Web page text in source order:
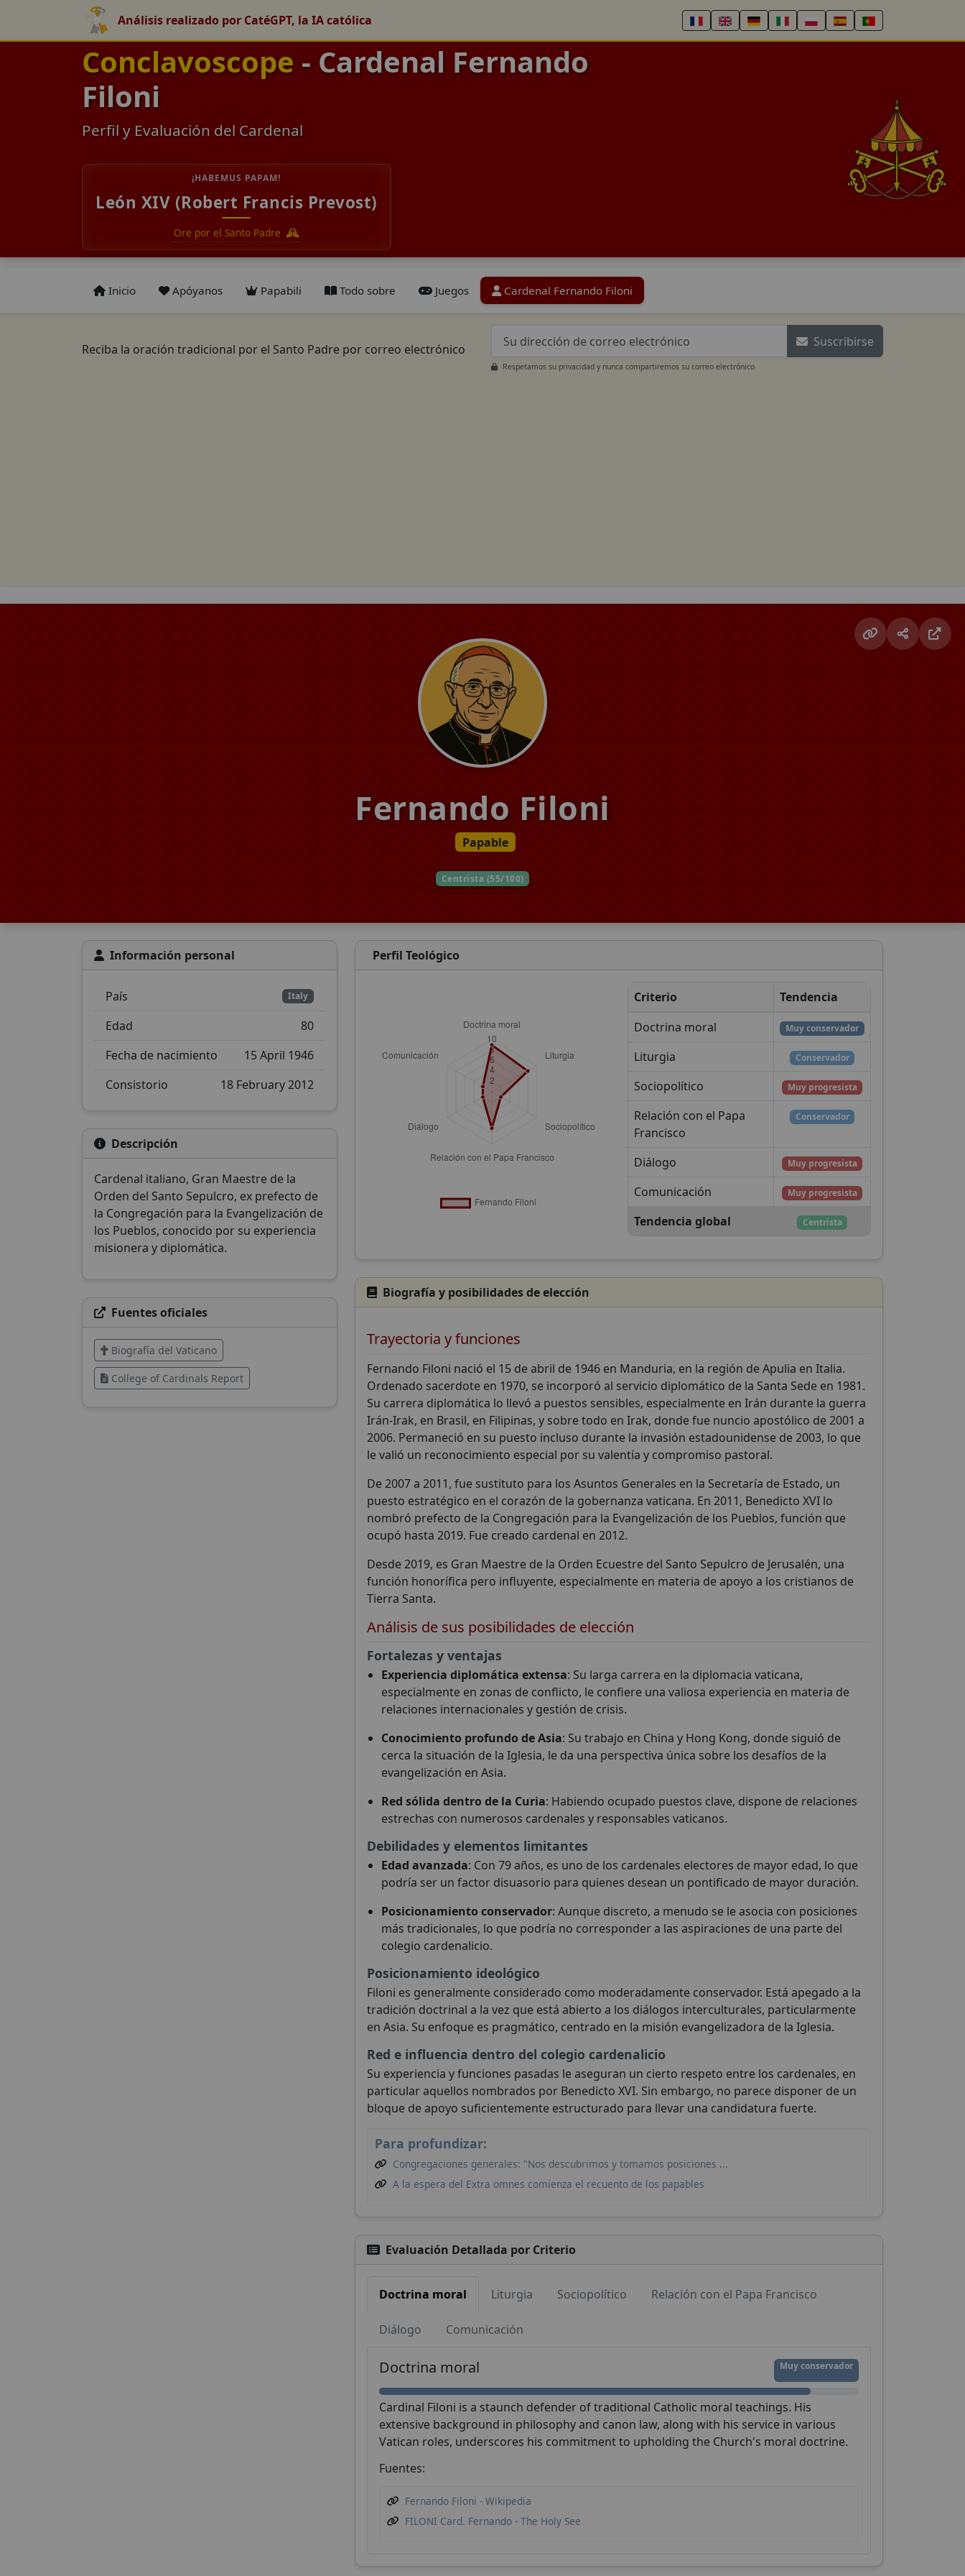
Análisis realizado por CatéGPT, la IA católica
Conclavoscope - Cardenal Fernando
Filoni
Perfil y Evaluación del Cardenal
¡HABEMUS PAPAM!
León XIV (Robert Francis Prevost)
Ore por el Santo Padre
Inicio Apóyanos Papabili Todo sobre Juegos Cardenal Fernando Filoni
Reciba la oración tradicional por el Santo Padre por correo electrónico Suscribirse
Respetamos su privacidad y nunca compartiremos su correo electrónico
Fernando Filoni
Papable
Centrista (55/100)
Información personal
País Italy
Edad
80
Fecha de nacimiento
15 April 1946
Consistorio
18 February 2012
Descripción
Cardenal italiano, Gran Maestre de la
Orden del Santo Sepulcro, ex prefecto de
la Congregación para la Evangelización de
los Pueblos, conocido por su experiencia
misionera y diplomática.
Fuentes oficiales
Biografía del Vaticano
College of Cardinals Report
Perfil Teológico
Criterio
Tendencia
Doctrina moral
Muy conservador
Liturgia Conservador
Sociopolítico Muy progresista
Relación con el Papa
Francisco
Conservador
Diálogo Muy progresista
Comunicación Muy progresista
Tendencia global Centrista
Biografía y posibilidades de elección
Trayectoria y funciones
Fernando Filoni nació el 15 de abril de 1946 en Manduria, en la región de Apulia en Italia.
Ordenado sacerdote en 1970, se incorporó al servicio diplomático de la Santa Sede en 1981.
Su carrera diplomática lo llevó a puestos sensibles, especialmente en Irán durante la guerra
Irán-Irak, en Brasil, en Filipinas, y sobre todo en Irak, donde fue nuncio apostólico de 2001 a
2006. Permaneció en su puesto incluso durante la invasión estadounidense de 2003, lo que
le valió un reconocimiento especial por su valentía y compromiso pastoral.
De 2007 a 2011, fue sustituto para los Asuntos Generales en la Secretaría de Estado, un
puesto estratégico en el corazón de la gobernanza vaticana. En 2011, Benedicto XVI lo
nombró prefecto de la Congregación para la Evangelización de los Pueblos, función que
ocupó hasta 2019. Fue creado cardenal en 2012.
Desde 2019, es Gran Maestre de la Orden Ecuestre del Santo Sepulcro de Jerusalén, una
función honorífica pero influyente, especialmente en materia de apoyo a los cristianos de
Tierra Santa.
Análisis de sus posibilidades de elección
Fortalezas y ventajas
Experiencia diplomática extensa: Su larga carrera en la diplomacia vaticana,
especialmente en zonas de conflicto, le confiere una valiosa experiencia en materia de
relaciones internacionales y gestión de crisis.
Conocimiento profundo de Asia: Su trabajo en China y Hong Kong, donde siguió de
cerca la situación de la Iglesia, le da una perspectiva única sobre los desafíos de la
evangelización en Asia.
Red sólida dentro de la Curia: Habiendo ocupado puestos clave, dispone de relaciones
estrechas con numerosos cardenales y responsables vaticanos.
Debilidades y elementos limitantes
Edad avanzada: Con 79 años, es uno de los cardenales electores de mayor edad, lo que
podría ser un factor disuasorio para quienes desean un pontificado de mayor duración.
Posicionamiento conservador: Aunque discreto, a menudo se le asocia con posiciones
más tradicionales, lo que podría no corresponder a las aspiraciones de una parte del
colegio cardenalicio.
Posicionamiento ideológico
Filoni es generalmente considerado como moderadamente conservador. Está apegado a la
tradición doctrinal a la vez que está abierto a los diálogos interculturales, particularmente
en Asia. Su enfoque es pragmático, centrado en la misión evangelizadora de la Iglesia.
Red e influencia dentro del colegio cardenalicio
Su experiencia y funciones pasadas le aseguran un cierto respeto entre los cardenales, en
particular aquellos nombrados por Benedicto XVI. Sin embargo, no parece disponer de un
bloque de apoyo suficientemente estructurado para llevar una candidatura fuerte.
Para profundizar:
Congregaciones generales: "Nos descubrimos y tomamos posiciones ...
A la espera del Extra omnes comienza el recuento de los papables
Evaluación Detallada por Criterio
Doctrina moral Liturgia Sociopolítico Relación con el Papa Francisco
Diálogo Comunicación
Doctrina moral Muy conservador
Cardinal Filoni is a staunch defender of traditional Catholic moral teachings. His
extensive background in philosophy and canon law, along with his service in various
Vatican roles, underscores his commitment to upholding the Church's moral doctrine.
Fuentes:
Fernando Filoni - Wikipedia
FILONI Card. Fernando - The Holy See
Apoya a CatéGPT
CatéGPT.chat
Ayúdanos a continuar nuestra misión
CatéGPT, la organización detrás de
Conclavoscope, necesita tu apoyo para seguir
desarrollando herramientas de análisis y mejorar
la comprensión de la Iglesia Católica.
Desarrollo técnico
Investigación
profunda
Análisis
independiente
Donar